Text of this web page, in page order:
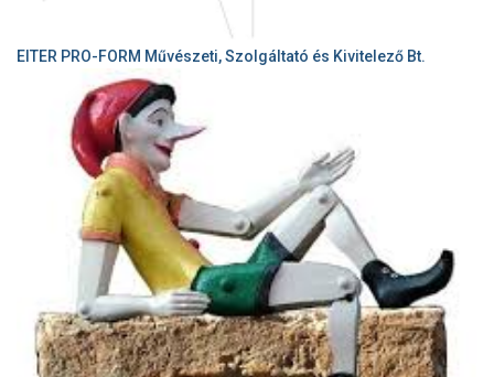
EITER PRO-FORM Művészeti, Szolgáltató és Kivitelező Bt.